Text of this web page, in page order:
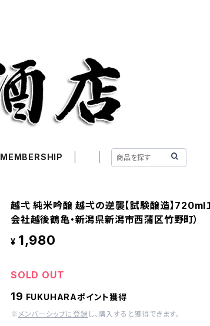
MEMBERSHIP
越弌 純米吟醸 越弌の逆襲【試験醸造】720ml
会社越後鶴亀・新潟県新潟市西蒲区竹野町）
¥ 1,980
SOLD OUT
19 FUKUHARAポイント獲得
※ メンバーシップに登録 し、購入すると獲得できます。